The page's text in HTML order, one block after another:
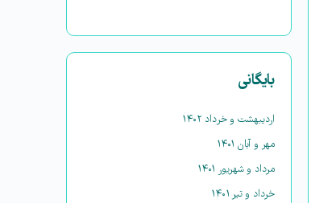
بایگانی
اردیبهشت و خرداد ۱۴۰۲
مهر و آبان ۱۴۰۱
مرداد و شهریور ۱۴۰۱
خرداد و تیر ۱۴۰۱